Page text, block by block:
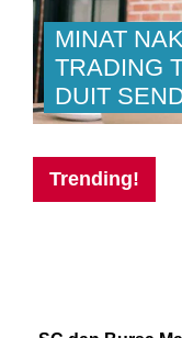
MINAT
TRADING
DUIT
Trending!